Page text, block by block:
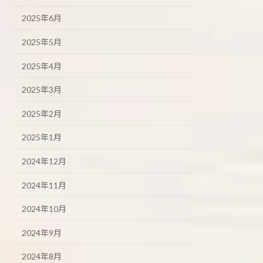
2025年6月
2025年5月
2025年4月
2025年3月
2025年2月
2025年1月
2024年12月
2024年11月
2024年10月
2024年9月
2024年8月